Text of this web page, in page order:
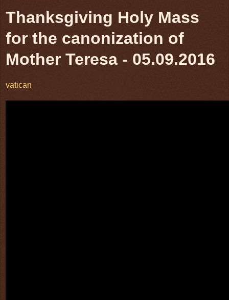
Thanksgiving Holy Mass
for the canonization of
Mother Teresa - 05.09.2016
vatican